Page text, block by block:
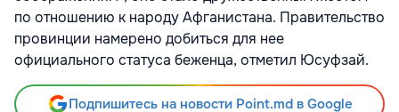
по отношению к народу Афганистана. Правительство
провинции намерено добиться для нее
официального статуса беженца, отметил Юсуфзай.
Подпишитесь на новости Point.md в Google